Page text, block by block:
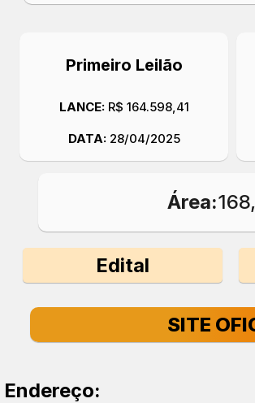
Primeiro Leilão
LANCE:R$ 164.598,41
DATA:28/04/2025
Área:
Edital
SITE
Endereço: